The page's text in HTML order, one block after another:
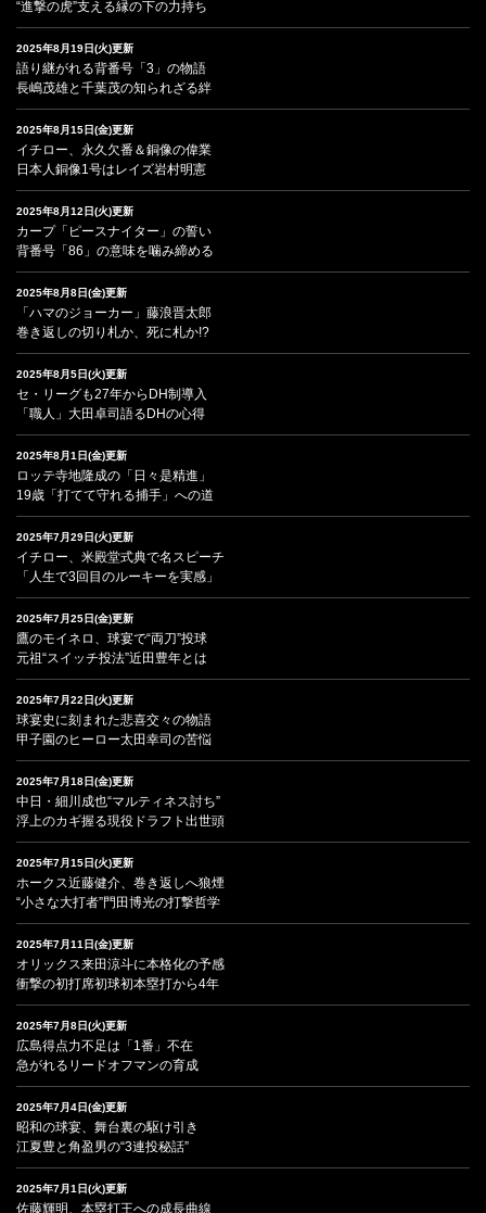
“進撃の虎”支える縁の下の力持ち
2025年8月19日(火)更新
語り継がれる背番号「3」の物語
長嶋茂雄と千葉茂の知られざる絆
2025年8月15日(金)更新
イチロー、永久欠番＆銅像の偉業
日本人銅像1号はレイズ岩村明憲
2025年8月12日(火)更新
カープ「ピースナイター」の誓い
背番号「86」の意味を噛み締める
2025年8月8日(金)更新
「ハマのジョーカー」藤浪晋太郎
巻き返しの切り札か、死に札か!?
2025年8月5日(火)更新
セ・リーグも27年からDH制導入
「職人」大田卓司語るDHの心得
2025年8月1日(金)更新
ロッテ寺地隆成の「日々是精進」
19歳「打てて守れる捕手」への道
2025年7月29日(火)更新
イチロー、米殿堂式典で名スピーチ
「人生で3回目のルーキーを実感」
2025年7月25日(金)更新
鷹のモイネロ、球宴で“両刀”投球
元祖“スイッチ投法”近田豊年とは
2025年7月22日(火)更新
球宴史に刻まれた悲喜交々の物語
甲子園のヒーロー太田幸司の苦悩
2025年7月18日(金)更新
中日・細川成也“マルティネス討ち”
浮上のカギ握る現役ドラフト出世頭
2025年7月15日(火)更新
ホークス近藤健介、巻き返しへ狼煙
“小さな大打者”門田博光の打撃哲学
2025年7月11日(金)更新
オリックス来田涼斗に本格化の予感
衝撃の初打席初球初本塁打から4年
2025年7月8日(火)更新
広島得点力不足は「1番」不在
急がれるリードオフマンの育成
2025年7月4日(金)更新
昭和の球宴、舞台裏の駆け引き
江夏豊と角盈男の“3連投秘話”
2025年7月1日(火)更新
佐藤輝明、本塁打王への成長曲線